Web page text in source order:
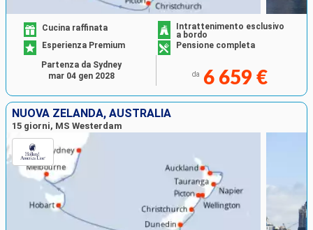
Cucina raffinata
Intrattenimento esclusivo
a bordo
Esperienza Premium
Pensione completa
da 6 659 €
Partenza da Sydney
mar 04 gen 2028
NUOVA ZELANDA, AUSTRALIA
15 giorni, MS Westerdam